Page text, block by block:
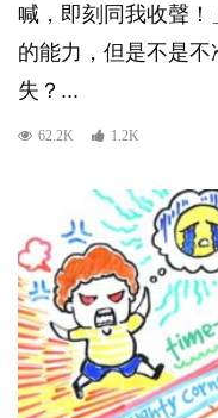
喊，即刻同我收聲
的能力，但是不是
失？...
62.2K 1.2K